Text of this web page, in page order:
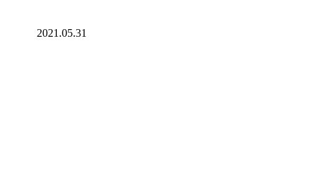
2021.05.31